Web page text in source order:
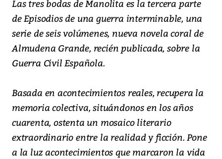
Las tres bodas de Manolita es la tercera parte
de Episodios de una guerra interminable, una
serie de seis volúmenes, nueva novela coral de
Almudena Grande, recién publicada, sobre la
Guerra Civil Española.
Basada en acontecimientos reales, recupera la
memoria colectiva, situándonos en los años
cuarenta, ostenta un mosaico literario
extraordinario entre la realidad y ficción. Pone
a la luz acontecimientos que marcaron la vida